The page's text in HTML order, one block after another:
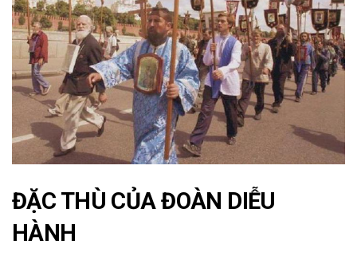
ĐẶC THÙ CỦA ĐOÀN DIỄU
HÀNH